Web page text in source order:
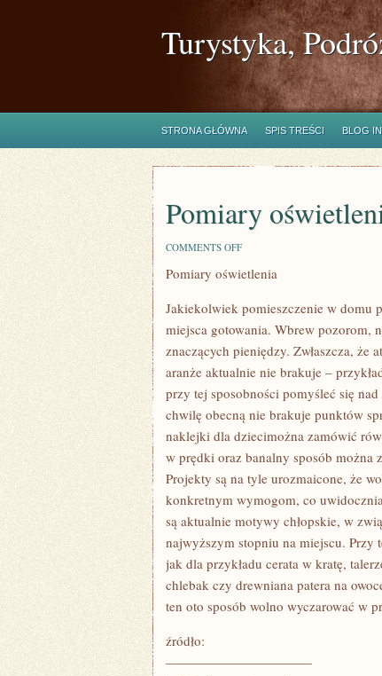
Turystyka,
STRONA GŁÓWNA SPIS TREŚCI BLOG
Pomiary
COMMENTS OFFON
OŚWIETLENIA
Pomiary oświetlenia
Jakiekolwiek pomieszczenie w domu
miejsca gotowania. Wbrew pozorom,
znaczących pieniędzy. Zwłaszcza, że
aranże aktualnie nie brakuje –
przy tej sposobności pomyśleć się
chwilę obecną nie brakuje punktów
naklejki dla dziecimożna zamówić
w prędki oraz banalny sposób
Projekty są na tyle urozmaicone, że
konkretnym wymogom, co
są aktualnie motywy chłopskie, w
najwyższym stopniu na miejscu. Przy
jak dla przykładu cerata w kratę,
chlebak czy drewniana patera na
ten oto sposób wolno wyczarować w
źródło:
———————————